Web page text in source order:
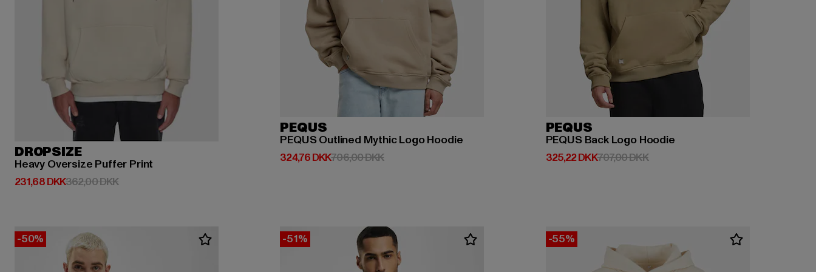
DROPSIZE
Heavy Oversize Puffer Print
231,68 DKK
Nuværende pris: 231,68 DKK
362,00 DKKKampagnepris: 362,00 DKK
PEQUS
PEQUS Outlined Mythic Logo Hoodie
324,76 DKK
Nuværende pris: 324,76 DKK
706,00 DKKKampagnepris: 706,00 DKK
PEQUS
PEQUS Back Logo Hoodie
325,22 DKK
Nuværende pris: 325,22 DKK
707,00 DKKKampagnepris: 707,00 DKK
-50% -51% -55%